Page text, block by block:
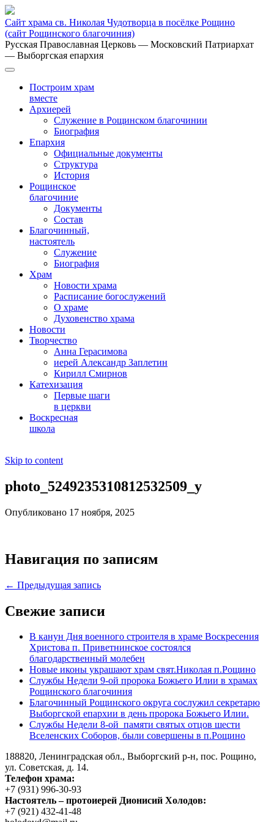
Сайт храма св. Николая Чудотворца в посёлке Рощино
(сайт Рощинского благочиния)
Русская Православная Церковь — Московский Патриархат
— Выборгская епархия
Построим храм
вместе
Архиерей
Служение в Рощинском благочинии
Биография
Епархия
Официальные документы
Структура
История
Рощинское
благочиние
Документы
Состав
Благочинный,
настоятель
Служение
Биография
Храм
Новости храма
Расписание богослужений
О храме
Духовенство храма
Новости
Творчество
Анна Герасимова
иерей Александр Заплетин
Кирилл Смирнов
Катехизация
Первые шаги
в церкви
Воскресная
школа
Skip to content
photo_5249235310812532509_y
Опубликовано 17 ноября, 2025
Навигация по записям
← Предыдущая запись
Свежие записи
В канун Дня военного строителя в храме Воскресения
Христова п. Приветнинское состоялся
благодарственный молебен
Новые иконы украшают храм свят.Николая п.Рощино
Службы Недели 9-ой пророка Божьего Илии в храмах
Рощинского благочиния
Благочинный Рощинского округа сослужил секретарю
Выборгской епархии в день пророка Божьего Илии.
Службы Недели 8-ой памяти святых отцов шести
Вселенских Соборов, были совершены в п.Рощино
188820, Ленинградская обл., Выборгский р-н, пос. Рощино,
ул. Советская, д. 14.
Телефон храма:
+7 (931) 996-30-93
Настоятель – протоиерей Дионисий Холодов:
+7 (921) 432-41-48